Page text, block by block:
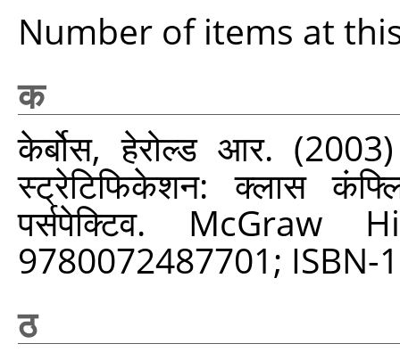
Number of items at
क
केर्बोस, हेरोल्ड आर.
स्ट्रेटिफिकेशन: क्लास
पर्सपेक्टिव.
9780072487701; ISBN-
ठ